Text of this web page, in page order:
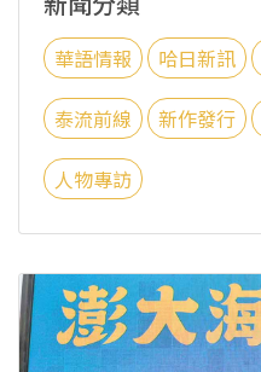
華語情報 哈日新訊
泰流前線 新作發行
人物專訪